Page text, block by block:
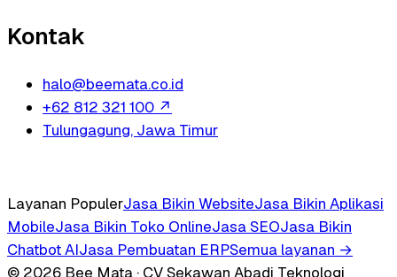
Kontak
halo@beemata.co.id
+62 812 321 100 ↗
Tulungagung, Jawa Timur
Layanan PopulerJasa Bikin WebsiteJasa Bikin Aplikasi
MobileJasa Bikin Toko OnlineJasa SEOJasa Bikin
Chatbot AIJasa Pembuatan ERPSemua layanan →
© 2026 Bee Mata · CV Sekawan Abadi Teknologi